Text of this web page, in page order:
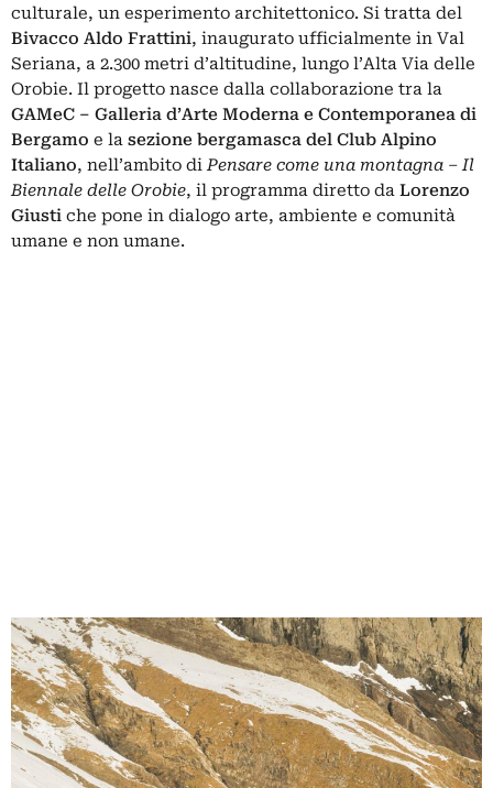
culturale, un esperimento architettonico. Si tratta del
Bivacco Aldo Frattini, inaugurato ufficialmente in Val
Seriana, a 2.300 metri d’altitudine, lungo l’Alta Via delle
Orobie. Il progetto nasce dalla collaborazione tra la
GAMeC – Galleria d’Arte Moderna e Contemporanea di
Bergamo e la sezione bergamasca del Club Alpino
Italiano, nell’ambito diPensare come una montagna – Il
Biennale delle Orobie, il programma diretto da Lorenzo
Giusti che pone in dialogo arte, ambiente e comunità
umane e non umane.